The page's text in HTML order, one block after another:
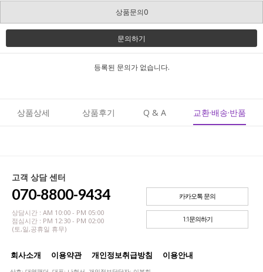
상품문의0
문의하기
등록된 문의가 없습니다.
상품상세 상품후기 Q & A 교환·배송·반품
고객 상담 센터
070-8800-9434
상담시간 : AM 10:00 - PM 05:00
점심시간 : PM 12:30 - PM 02:00
(토,일,공휴일 휴무)
카카오톡 문의
1:1문의하기
회사소개 이용약관 개인정보취급방침 이용안내